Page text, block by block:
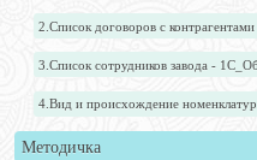
2.Список договоров с
3.Список сотрудников завода -
4.Вид и происхождение
Методичка